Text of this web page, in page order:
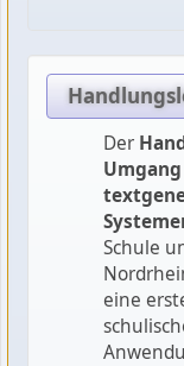
Der
Schule
eine